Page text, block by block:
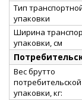
Тип
упаковки
Ширина
упаковки, см
Вес брутто
потребительской
упаковки, кг: